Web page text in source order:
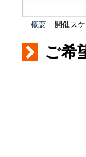
概要 │ 開催ス
ご希